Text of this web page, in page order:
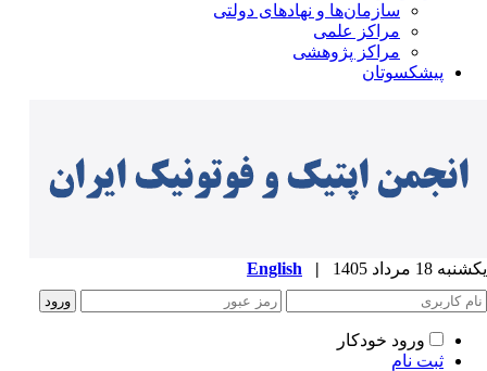
سازمان‌ها و نهادهای دولتی
مراکز علمی
مراکز پژوهشی
پیشکسوتان
18 مرداد 1405 |
English
ورود خودکار
ثبت نام